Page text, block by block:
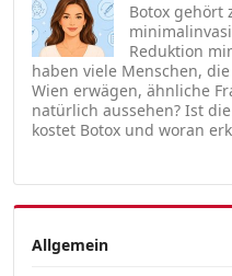
Botox gehört
Reduktion
haben viele Menschen,
Wien erwägen, ähnliche
natürlich aussehen? Ist
kostet Botox und woran
Allgemein